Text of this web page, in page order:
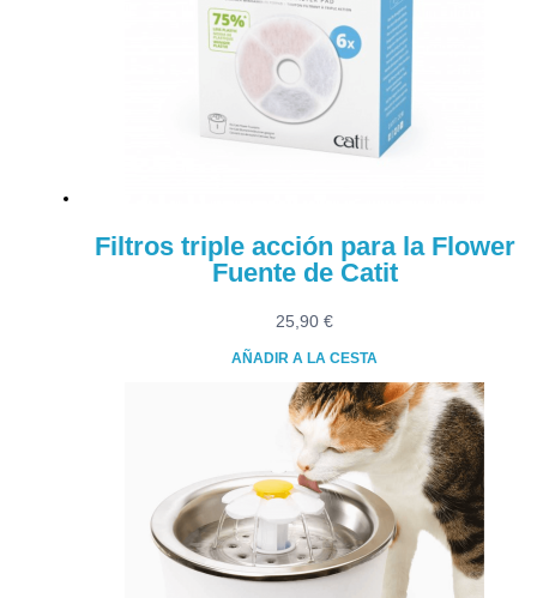
Filtros triple acción para la Flower
Fuente de Catit
25,90 €
AÑADIR A LA CESTA